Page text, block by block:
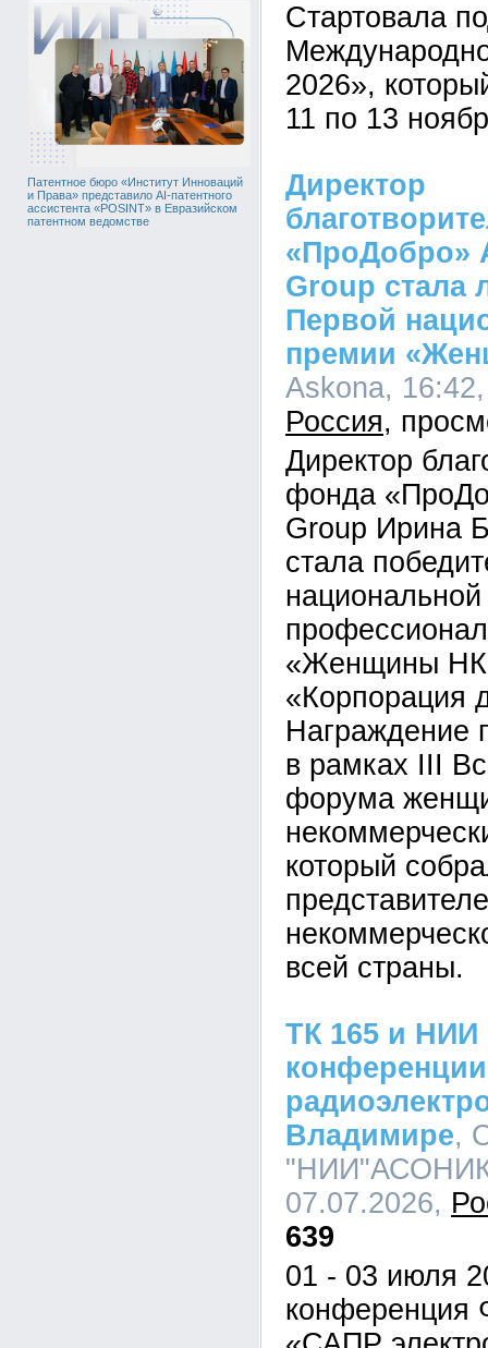
Патентное бюро «Институт Инноваций
и Права» представило AI-патентного
ассистента «POSINT» в Евразийском
патентном ведомстве
Стартовала
2026»,
11 по 13
Директор
«ПроДобро»
Group стала
Первой
премии
Askona,
Россия
Директор
фонда
Group Ирина
стала
национальной
«Женщины
«Корпорация
Награждение
в рамках III
форума
который
всей страны.
ТК 165 и
Владимире,
07.07.2026,
639
01 - 03 июля
конференция